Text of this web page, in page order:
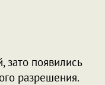
зато появились
разрешения.